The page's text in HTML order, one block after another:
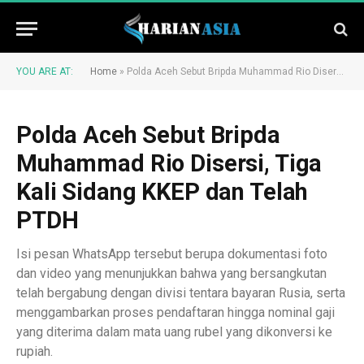
YOU ARE AT: Home » Polda Aceh Sebut Bripda Muhammad Rio Disersi, Tiga Kali Sidang KKEP dan Telah PTDH
Polda Aceh Sebut Bripda
Muhammad Rio Disersi, Tiga
Kali Sidang KKEP dan Telah
PTDH
Isi pesan WhatsApp tersebut berupa dokumentasi foto
dan video yang menunjukkan bahwa yang bersangkutan
telah bergabung dengan divisi tentara bayaran Rusia, serta
menggambarkan proses pendaftaran hingga nominal gaji
yang diterima dalam mata uang rubel yang dikonversi ke
rupiah.